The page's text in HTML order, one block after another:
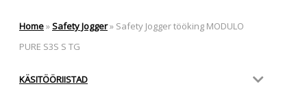
Home»Safety Jogger» Safety Jogger tööking MODULO
PURE S3S S TG
KÄSITÖÖRIISTAD